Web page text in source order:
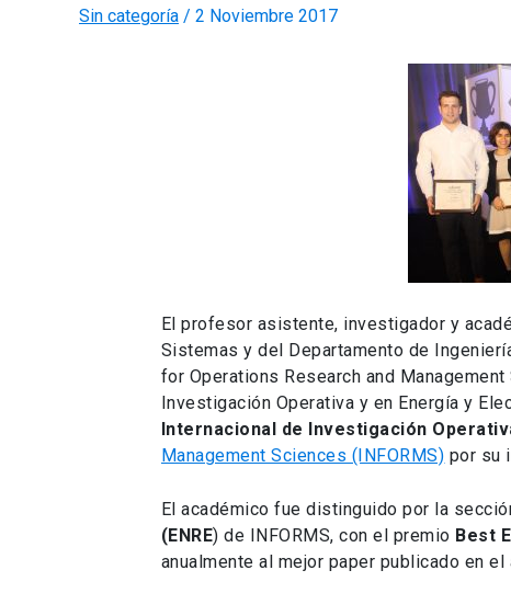
Sin categoría / 2 Noviembre 2017
El profesor asistente, investigador y
Sistemas y del Departamento de
for Operations Research and
Investigación Operativa y en Energía y
Internacional de Investigación
Management Sciences (INFORMS) por su
El académico fue distinguido por la
(ENRE) de INFORMS, con el premio Best
anualmente al mejor paper publicado en